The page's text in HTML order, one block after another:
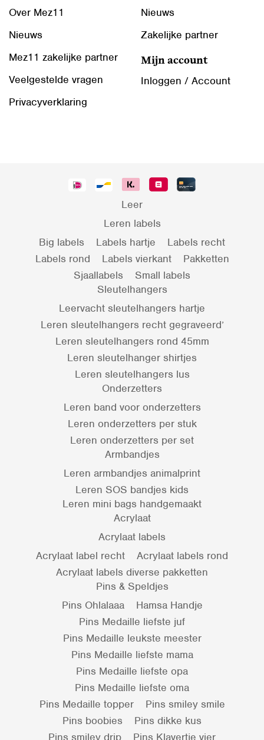
Over Mez11
Nieuws
Mez11 zakelijke partner
Veelgestelde vragen
Privacyverklaring
Nieuws
Zakelijke partner
Mijn account
Inloggen / Account
Leer
Leren labels
Big labels
Labels hartje
Labels recht
Labels rond
Labels vierkant
Pakketten
Sjaallabels
Small labels
Sleutelhangers
Leervacht sleutelhangers hartje
Leren sleutelhangers recht gegraveerd’
Leren sleutelhangers rond 45mm
Leren sleutelhanger shirtjes
Leren sleutelhangers lus
Onderzetters
Leren band voor onderzetters
Leren onderzetters per stuk
Leren onderzetters per set
Armbandjes
Leren armbandjes animalprint
Leren SOS bandjes kids
Leren mini bags handgemaakt
Acrylaat
Acrylaat labels
Acrylaat label recht
Acrylaat labels rond
Acrylaat labels diverse pakketten
Pins & Speldjes
Pins Ohlalaaa
Hamsa Handje
Pins Medaille liefste juf
Pins Medaille leukste meester
Pins Medaille liefste mama
Pins Medaille liefste opa
Pins Medaille liefste oma
Pins Medaille topper
Pins smiley smile
Pins boobies
Pins dikke kus
Pins smiley drip
Pins Klavertje vier